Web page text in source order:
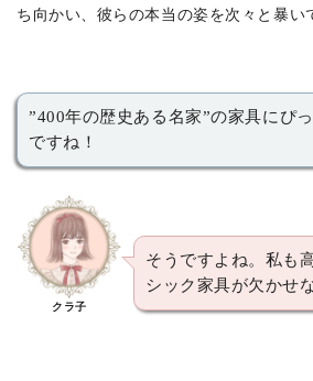
ち向かい、彼らの本当の姿を次々と暴い
”400年の歴史ある名家”の家具にぴ
ですね！
クラ子
そうですよね。私も
シック家具が欠かせ